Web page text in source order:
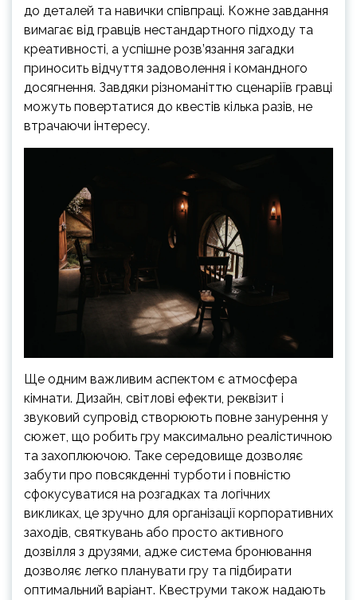
до деталей та навички співпраці. Кожне завдання
вимагає від гравців нестандартного підходу та
креативності, а успішне розв’язання загадки
приносить відчуття задоволення і командного
досягнення. Завдяки різноманіттю сценаріїв гравці
можуть повертатися до квестів кілька разів, не
втрачаючи інтересу.
Ще одним важливим аспектом є атмосфера
кімнати. Дизайн, світлові ефекти, реквізит і
звуковий супровід створюють повне занурення у
сюжет, що робить гру максимально реалістичною
та захоплюючою. Таке середовище дозволяє
забути про повсякденні турботи і повністю
сфокусуватися на розгадках та логічних
викликах, це зручно для організації корпоративних
заходів, святкувань або просто активного
дозвілля з друзями, адже система бронювання
дозволяє легко планувати гру та підбирати
оптимальний варіант. Квеструми також надають